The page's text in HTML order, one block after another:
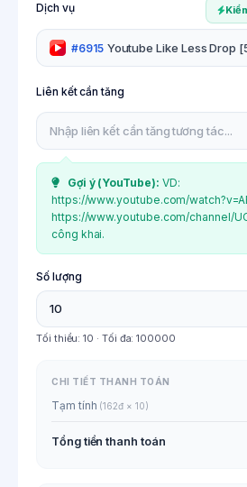
Dịch vụ
#6915 Youtube Like Less Drop
Liên kết cần tăng
Gợi ý (YouTube): VD:
https://www.youtube.com/
https://www.youtube.com/channel/
công khai.
Số lượng
Tối thiểu:10 · Tối đa:100000
CHI TIẾT THANH TOÁN
Tạm tính (162đ × 10)
Tổng tiền thanh toán